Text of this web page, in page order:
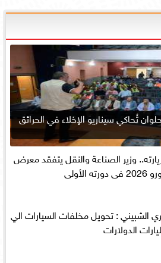
تُحاكي سيناريو الإخلاء في الحرائق
وزير الصناعة والنقل يتفقد معرض
الأولى
الشبيني : تحويل مخلفات السيارات الي
الدولارات